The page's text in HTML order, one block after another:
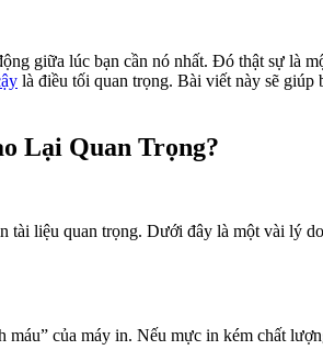
giữa lúc bạn cần nó nhất. Đó thật sự là
là điều tối quan trọng. Bài viết này sẽ
Lại Quan Trọng?
liệu quan trọng. Dưới đây là một vài lý
của máy in. Nếu mực in kém chất